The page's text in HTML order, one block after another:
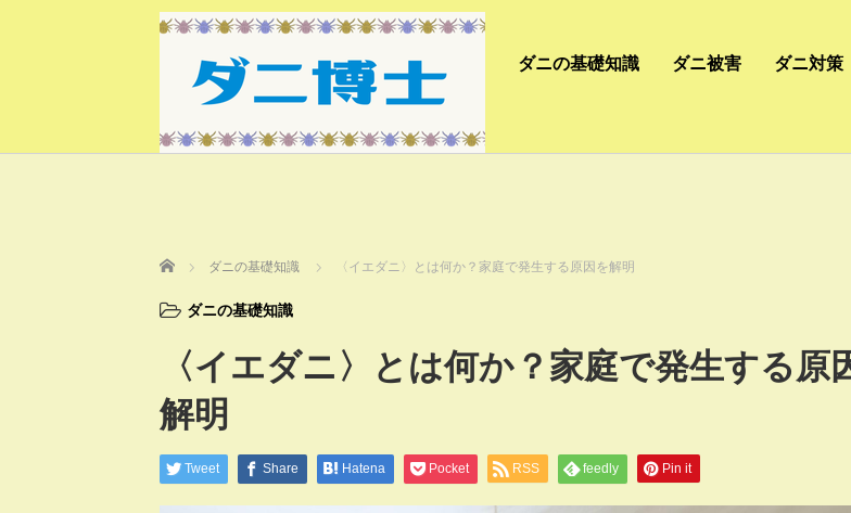
ダニの基礎知識 ダニ被害 ダニ対策
ホーム ダニの基礎知識 〈イエダニ〉とは何か？家庭で発生する原因を解明
ダニの基礎知識
〈イエダニ〉とは何か？家庭で発生する原
解明
Tweet Share Hatena Pocket RSS feedly Pin it